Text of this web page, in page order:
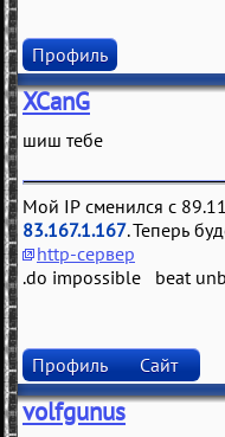
Профиль
XCanG
шиш тебе
Мой IP сменился с
83.167.1.167. Теперь
http-сервер
.do impossible beat
Профиль Сайт
volfgunus